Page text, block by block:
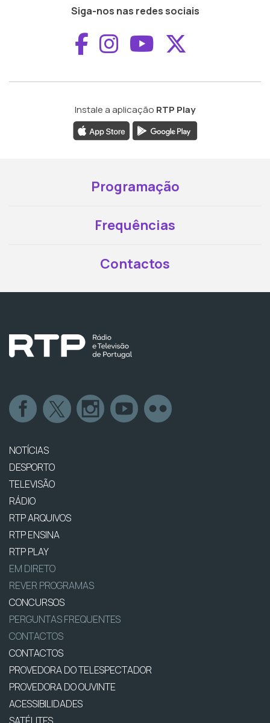
Siga-nos nas redes sociais
Aceder ao
Aceder ao
Aceder ao
Instale a aplicação RTP Play
Programação
Frequências
Contactos
NOTÍCIAS
DESPORTO
TELEVISÃO
RÁDIO
RTP ARQUIVOS
RTP ENSINA
RTP PLAY
EM DIRETO
REVER PROGRAMAS
CONCURSOS
PERGUNTAS FREQUENTES
CONTACTOS
CONTACTOS
PROVEDORA DO TELESPECTADOR
PROVEDORA DO OUVINTE
ACESSIBILIDADES